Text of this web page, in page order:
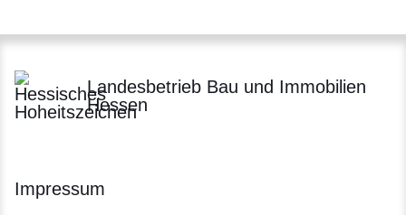
Landesbetrieb Bau und Immobilien
Hessen
Impressum